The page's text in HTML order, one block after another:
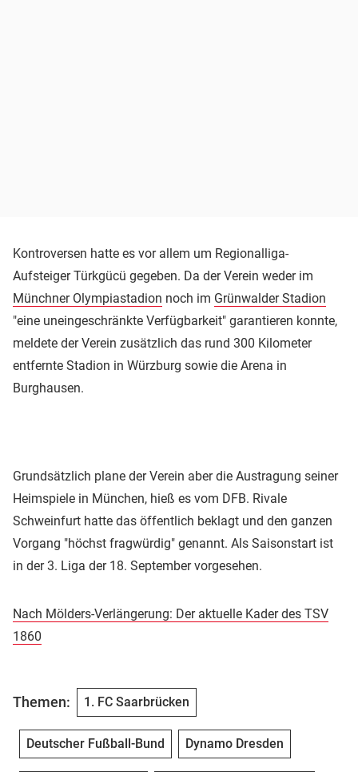
Kontroversen hatte es vor allem um Regionalliga-
Aufsteiger Türkgücü gegeben. Da der Verein weder im
Münchner Olympiastadion noch im Grünwalder Stadion
"eine uneingeschränkte Verfügbarkeit" garantieren konnte,
meldete der Verein zusätzlich das rund 300 Kilometer
entfernte Stadion in Würzburg sowie die Arena in
Burghausen.
Grundsätzlich plane der Verein aber die Austragung seiner
Heimspiele in München, hieß es vom DFB. Rivale
Schweinfurt hatte das öffentlich beklagt und den ganzen
Vorgang "höchst fragwürdig" genannt. Als Saisonstart ist
in der 3. Liga der 18. September vorgesehen.
Nach Mölders-Verlängerung: Der aktuelle Kader des TSV
1860
Themen: 1. FC Saarbrücken
Deutscher Fußball-Bund Dynamo Dresden